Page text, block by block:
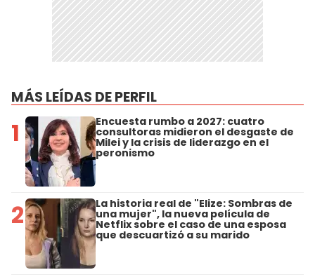
MÁS LEÍDAS DE PERFIL
1 Encuesta rumbo a 2027: cuatro
consultoras midieron el desgaste de
Milei y la crisis de liderazgo en el
peronismo
2 La historia real de "Elize: Sombras de
una mujer", la nueva película de
Netflix sobre el caso de una esposa
que descuartizó a su marido